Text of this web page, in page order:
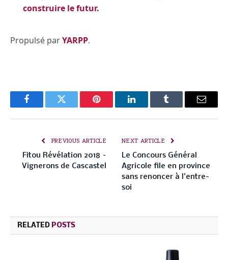
construire le futur.
Propulsé parYARPP.
FacebookTwitter Pinterest LinkedInTumblr Email
PREVIOUS ARTICLE
Fitou Révélation 2018 –
Vignerons de Cascastel
NEXT ARTICLE
Le Concours Général
Agricole file en province
sans renoncer à l’entre-
soi
RELATED POSTS